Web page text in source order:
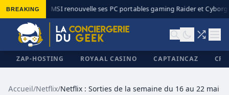
BREAKING MSI renouvelle ses PC portables gaming Raider et Cyborg
ZAP-HOSTING ROYAAL CASINO CAPTAINCAZ
Accueil/Netflix/Netflix : Sorties de la semaine du 16 au 22 mai